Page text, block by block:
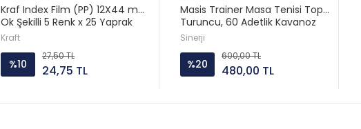
Kraf Index Film (PP) 12X44 mm
Ok Şekilli 5 Renk x 25 Yaprak
Kraft
%10
27,50 TL
24,75 TL
Masis Trainer Masa Tenisi Topu,
Turuncu, 60 Adetlik Kavanoz
Sinerji
%20
600,00 TL
480,00 TL